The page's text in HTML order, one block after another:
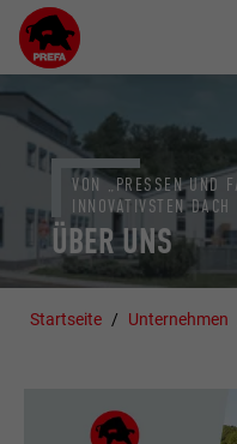
ÜBER UNS
VON „PRESSEN UND
INNOVATIVSTEN
Startseite Unternehmen